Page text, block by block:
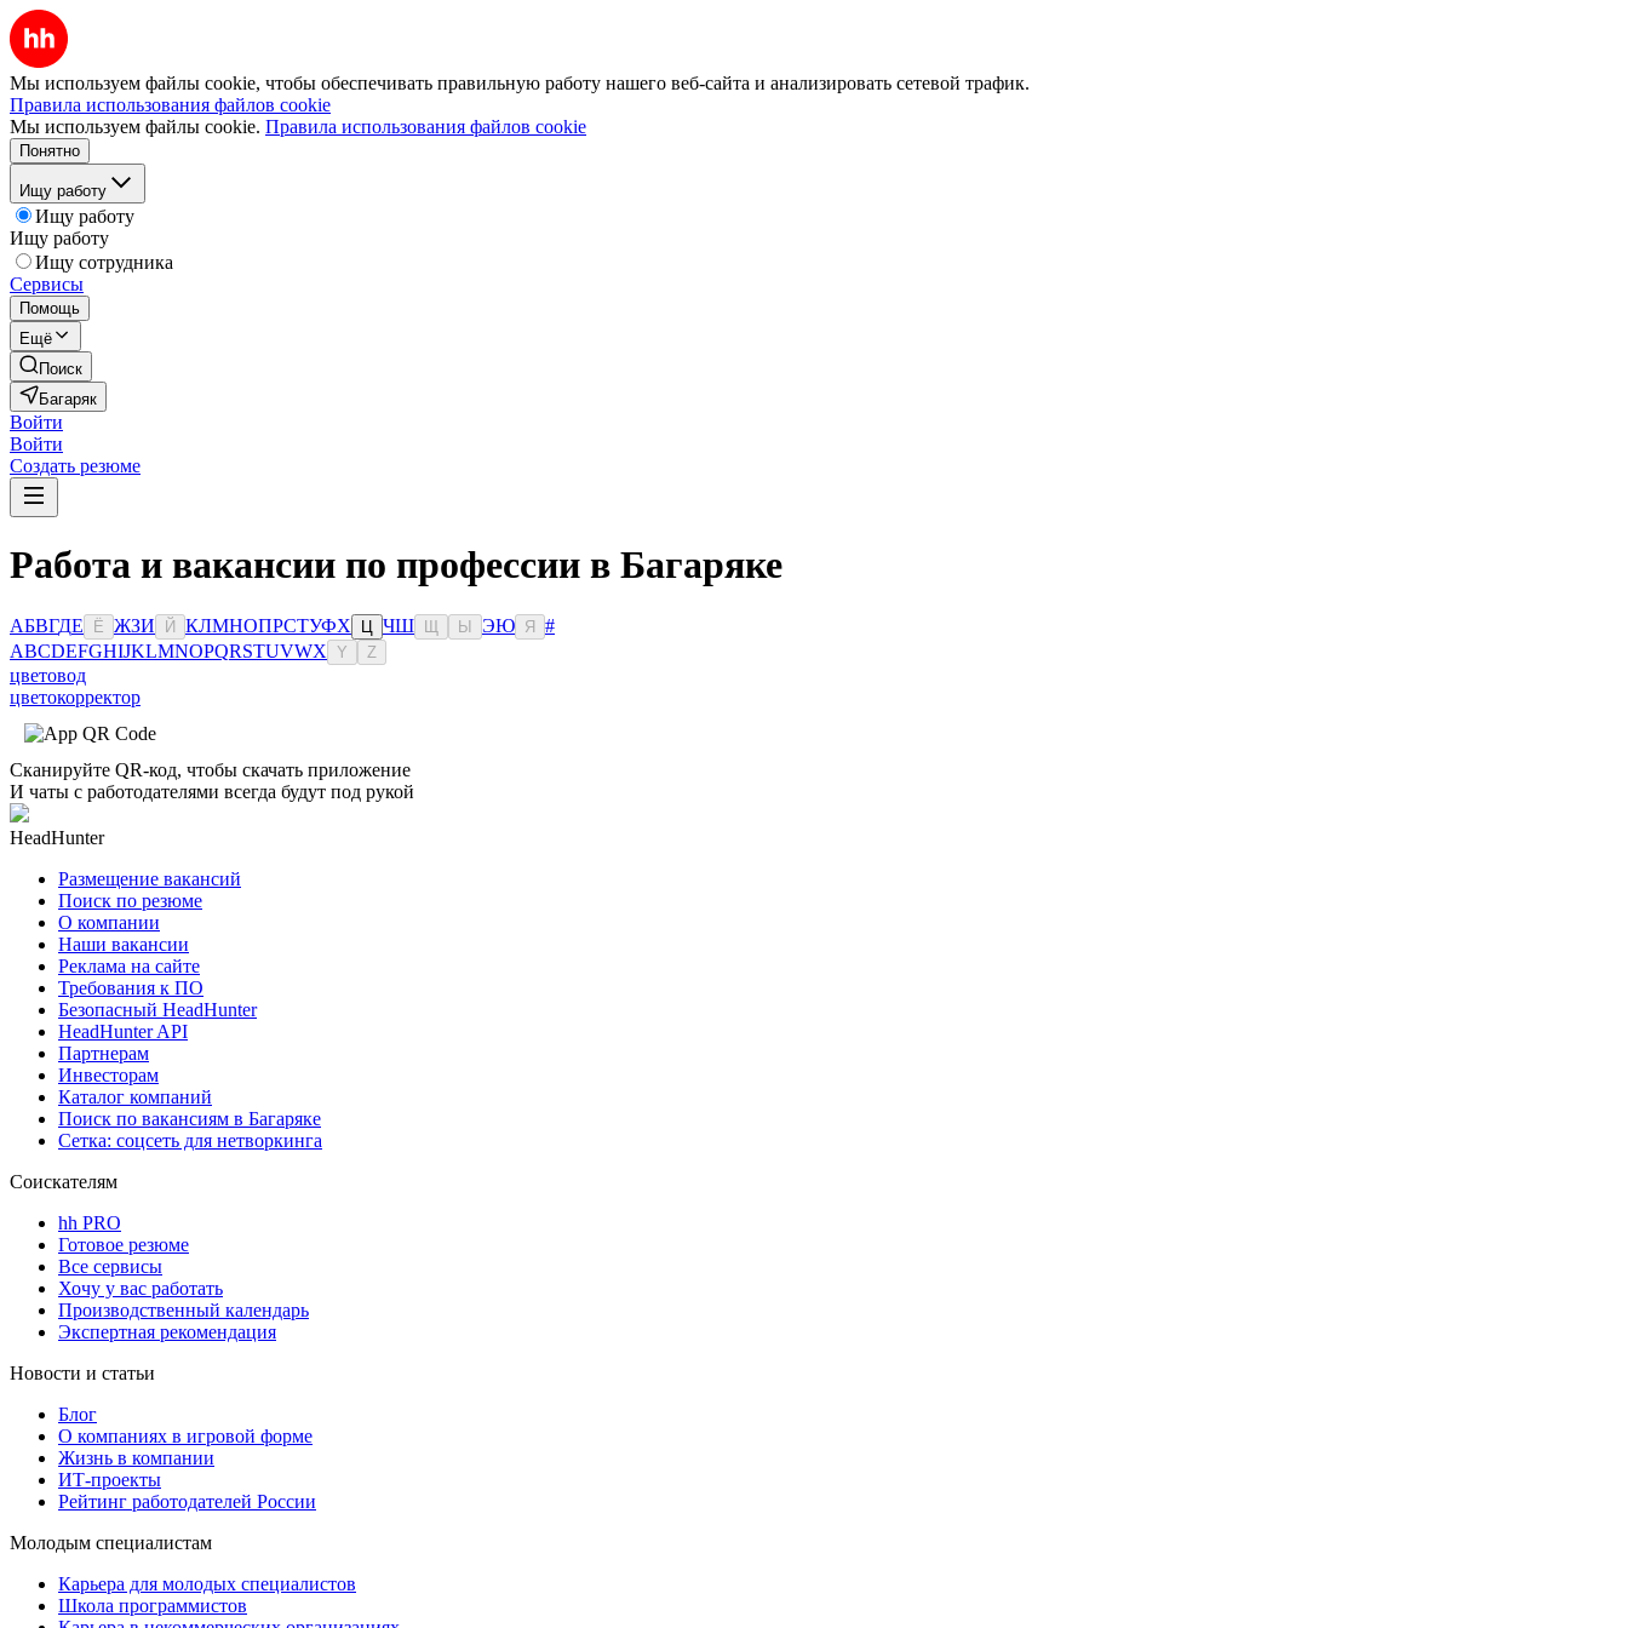
Мы используем файлы cookie, чтобы обеспечивать правильную работу нашего веб-сайта и анализировать сетевой трафик.
Правила использования файлов cookie
Мы используем файлы cookie. Правила использования файлов cookie
Понятно
Ищу работу
Ищу работу
Ищу работу
Ищу сотрудника
Сервисы
Помощь
Ещё
Поиск
Багаряк
Войти
Войти
Создать резюме
Работа и вакансии по профессии в Багаряке
АБВГДЕ Ё ЖЗИ Й КЛМНОПРСТУФХ ЧШ Ы ЭЮ Я
#
ABCDEFGHIJKLMNOPQRSTUVWX Y Z
цветовод
цветокорректор
Сканируйте QR-код, чтобы скачать приложение
И чаты с работодателями всегда будут под рукой
HeadHunter
Размещение вакансий
Поиск по резюме
О компании
Наши вакансии
Реклама на сайте
Требования к ПО
Безопасный HeadHunter
HeadHunter API
Партнерам
Инвесторам
Каталог компаний
Поиск по вакансиям в Багаряке
Сетка: соцсеть для нетворкинга
Соискателям
hh PRO
Готовое резюме
Все сервисы
Хочу у вас работать
Производственный календарь
Экспертная рекомендация
Новости и статьи
Блог
О компаниях в игровой форме
Жизнь в компании
ИТ-проекты
Рейтинг работодателей России
Молодым специалистам
Карьера для молодых специалистов
Школа программистов